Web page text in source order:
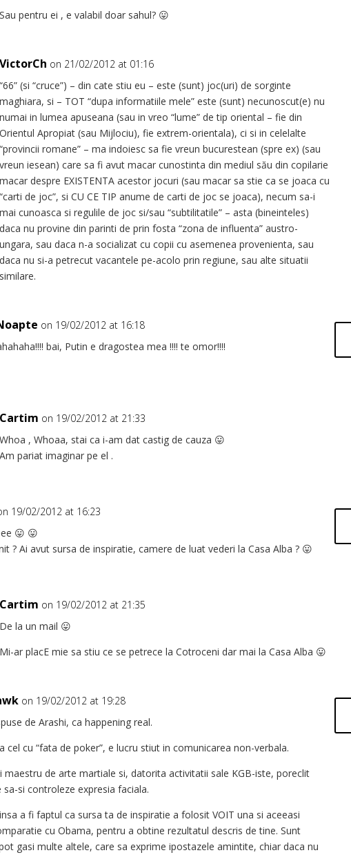
Sau pentru ei , e valabil doar sahul? 😛
VictorCh on 21/02/2012 at 01:16
“66” (si “cruce”) – din cate stiu eu – este (sunt) joc(uri) de sorginte
maghiara, si – TOT “dupa informatiile mele” este (sunt) necunoscut(e) nu
numai in lumea apuseana (sau in vreo “lume” de tip oriental – fie din
Orientul Apropiat (sau Mijlociu), fie extrem-orientala), ci si in celelalte
“provincii romane” – ma indoiesc sa fie vreun bucurestean (spre ex) (sau
vreun iesean) care sa fi avut macar cunostinta din mediul său din copilarie
macar despre EXISTENTA acestor jocuri (sau macar sa stie ca se joaca cu
“carti de joc”, si CU CE TIP anume de carti de joc se joaca), necum sa-i
mai cunoasca si regulile de joc si/sau “subtilitatile” – asta (bineinteles)
daca nu provine din parinti de prin fosta “zona de influenta” austro-
ungara, sau daca n-a socializat cu copii cu asemenea provenienta, sau
daca nu si-a petrecut vacantele pe-acolo prin regiune, sau alte situatii
similare.
on 19/02/2012 at 16:18
bai, Putin e dragostea mea !!!! te omor!!!!
Cartim on 19/02/2012 at 21:33
Whoa , Whoaa, stai ca i-am dat castig de cauza 😛
Am pariat imaginar pe el .
19/02/2012 at 16:23
😛 😛
? Ai avut sursa de inspiratie, camere de luat vederi la Casa Alba ? 😛
Cartim on 19/02/2012 at 21:35
De la un mail 😛
Mi-ar placE mie sa stiu ce se petrece la Cotroceni dar mai la Casa Alba 😛
on 19/02/2012 at 19:28
de Arashi, ca happening real.
cel cu “fata de poker”, e lucru stiut in comunicarea non-verbala.
maestru de arte martiale si, datorita activitatii sale KGB-iste, poreclit
si controleze expresia faciala.
a fi faptul ca sursa ta de inspiratie a folosit VOIT una si aceeasi
cu Obama, pentru a obtine rezultatul descris de tine. Sunt
gasi multe altele, care sa exprime ipostazele amintite, chiar daca nu